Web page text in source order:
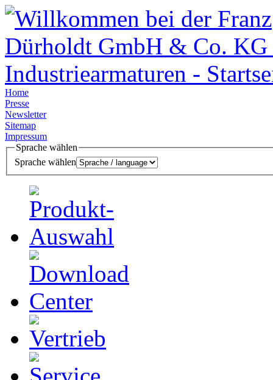
Home
Presse
Newsletter
Sitemap
Impressum
Sprache wählen
Sprache wählen